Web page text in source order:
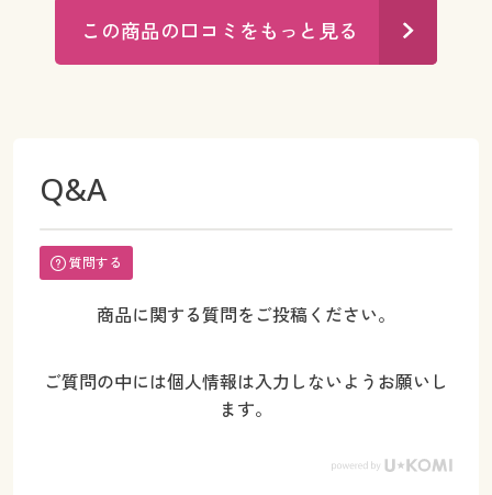
この商品の口コミをもっと見る
Q&A
質問する
商品に関する質問をご投稿ください。
ご質問の中には個人情報は入力しないようお願いし
ます。